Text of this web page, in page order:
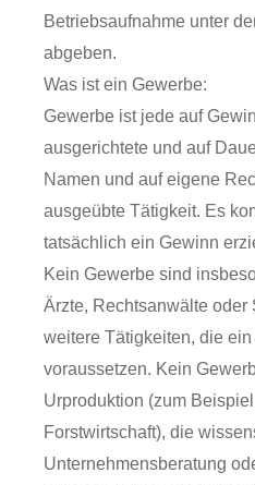
Betriebsaufnahme unter
abgeben.
Was ist ein Gewerbe:
Gewerbe ist jede auf
ausgerichtete und auf
Namen und auf eigene
ausgeübte Tätigkeit. Es
tatsächlich ein Gewinn
Kein Gewerbe sind
Ärzte, Rechtsanwälte oder
weitere Tätigkeiten, die
voraussetzen. Kein
Urproduktion (zum
Forstwirtschaft), die
Unternehmensberatung